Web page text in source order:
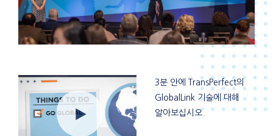
3분 안에 TransPerfect의
GlobalLink 기술에 대해
알아보십시오.